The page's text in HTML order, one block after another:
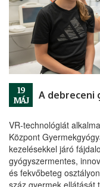
19
MÁJ
VR-technológiát
Központ
kezelésekkel járó
gyógyszermentes,
és fekvőbeteg
száz gyermek ellátását